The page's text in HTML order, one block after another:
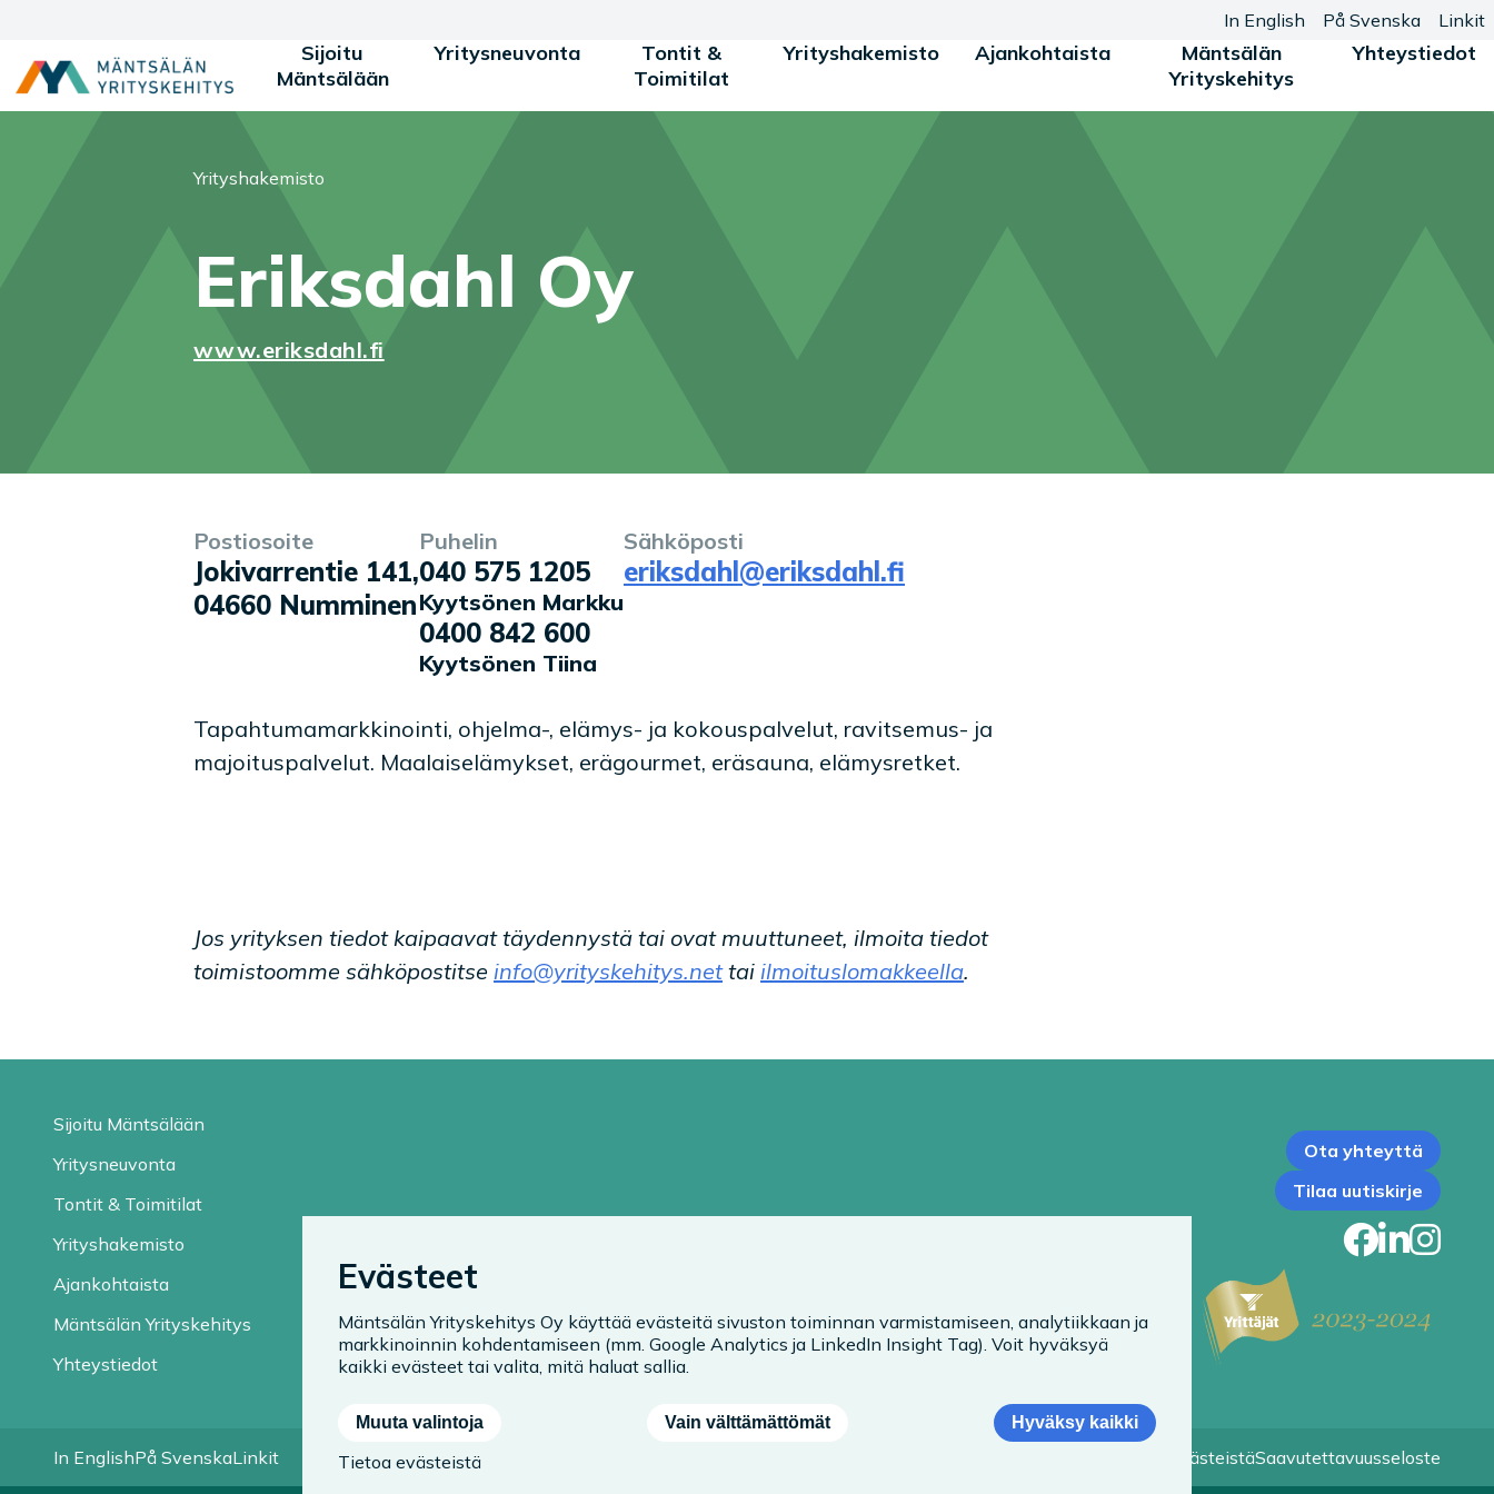
Sijoitu
Mäntsälään
Yritysneuvonta
Tontit &
Toimitilat
Yrityshakemisto Ajankohtaista
Mäntsälän
Yrityskehitys
Yhteystiedot
In English På Svenska Linkit
Olet tässä:
Yrityshakemisto
Eriksdahl Oy
www.eriksdahl.fi
Yrityksen tiedotPostiosoite
Jokivarrentie 141,
04660 Numminen
Puhelin
040 575 1205
Kyytsönen Markku
0400 842 600
Kyytsönen Tiina
Sähköposti
eriksdahl@eriksdahl.fi
Palvelukuvaus
Tapahtumamarkkinointi, ohjelma-, elämys- ja kokouspalvelut, ravitsemus- ja
majoituspalvelut. Maalaiselämykset, erägourmet, eräsauna, elämysretket.
Jos yrityksen tiedot kaipaavat täydennystä tai ovat muuttuneet, ilmoita tiedot
toimistoomme sähköpostitse info@yrityskehitys.nettai ilmoituslomakkeella.
Sijoitu Mäntsälään
Yritysneuvonta
Tontit & Toimitilat
Yrityshakemisto
Ajankohtaista
Mäntsälän Yrityskehitys
Yhteystiedot
Ota yhteyttä
Tilaa uutiskirje
In EnglishPå SvenskaLinkit Tietoa evästeistäSaavutettavuusseloste
Evästeet
Mäntsälän Yrityskehitys Oy käyttää evästeitä sivuston toiminnan varmistamiseen, analytiikkaan ja
markkinoinnin kohdentamiseen (mm. Google Analytics ja LinkedIn Insight Tag). Voit hyväksyä
kaikki evästeet tai valita, mitä haluat sallia.
Muuta valintoja Vain välttämättömät Hyväksy kaikki
Tietoa evästeistä